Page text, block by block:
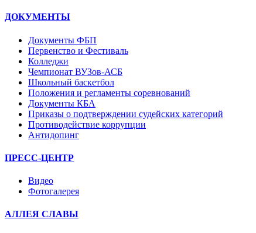
ДОКУМЕНТЫ
Документы ФБП
Первенство и Фестиваль
Колледжи
Чемпионат ВУЗов-АСБ
Школьный баскетбол
Положения и регламенты соревнований
Документы КБА
Приказы о подтверждении судейских категорий
Противодействие коррупции
Антидопинг
ПРЕСС-ЦЕНТР
Видео
Фотогалерея
АЛЛЕЯ СЛАВЫ